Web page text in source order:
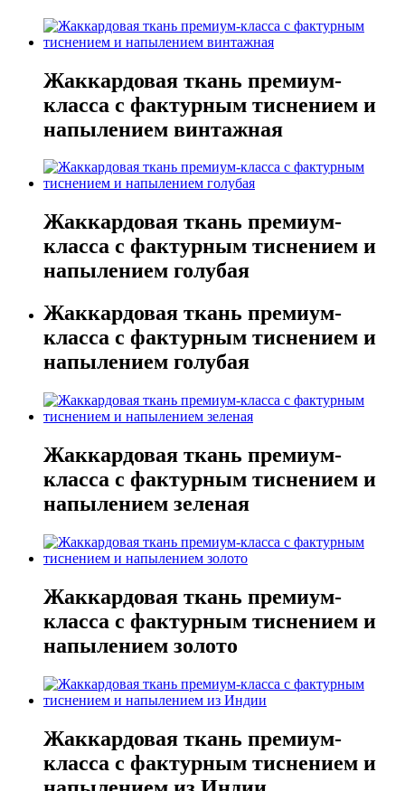
Жаккардовая ткань премиум-
класса с фактурным тиснением и
напылением винтажная
Жаккардовая ткань премиум-
класса с фактурным тиснением и
напылением голубая
Жаккардовая ткань премиум-
класса с фактурным тиснением и
напылением голубая
Жаккардовая ткань премиум-
класса с фактурным тиснением и
напылением зеленая
Жаккардовая ткань премиум-
класса с фактурным тиснением и
напылением золото
Жаккардовая ткань премиум-
класса с фактурным тиснением и